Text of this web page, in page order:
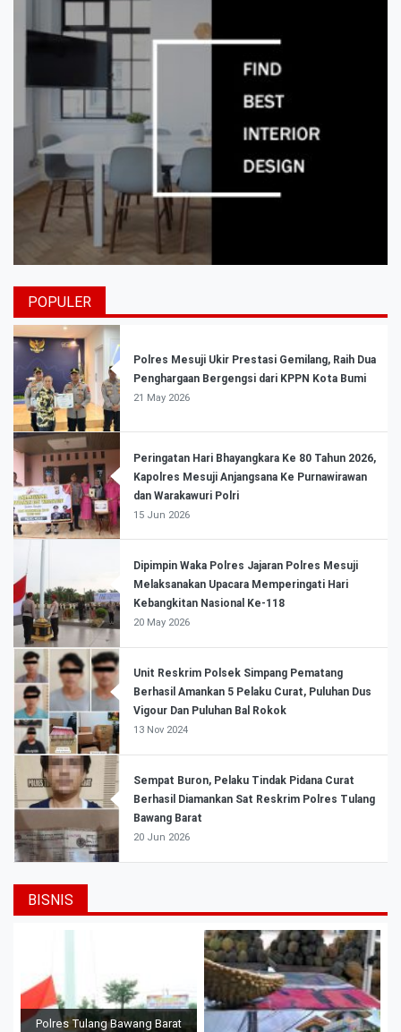
POPULER
Polres Mesuji Ukir Prestasi Gemilang, Raih Dua
Penghargaan Bergengsi dari KPPN Kota Bumi
21 May 2026
Peringatan Hari Bhayangkara Ke 80 Tahun 2026,
Kapolres Mesuji Anjangsana Ke Purnawirawan
dan Warakawuri Polri
15 Jun 2026
Dipimpin Waka Polres Jajaran Polres Mesuji
Melaksanakan Upacara Memperingati Hari
Kebangkitan Nasional Ke-118
20 May 2026
Unit Reskrim Polsek Simpang Pematang
Berhasil Amankan 5 Pelaku Curat, Puluhan Dus
Vigour Dan Puluhan Bal Rokok
13 Nov 2024
Sempat Buron, Pelaku Tindak Pidana Curat
Berhasil Diamankan Sat Reskrim Polres Tulang
Bawang Barat
20 Jun 2026
BISNIS
Polres Tulang Bawang Barat